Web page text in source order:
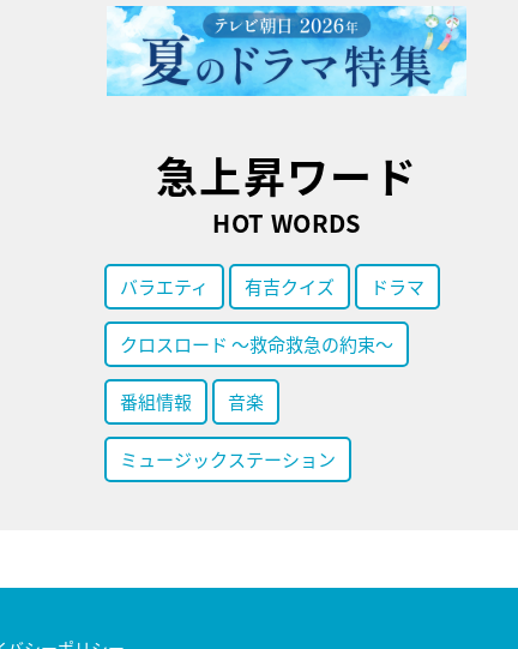
急上昇ワード
HOT WORDS
バラエティ 有吉クイズ ドラマ
クロスロード ～救命救急の約束～
番組情報 音楽
ミュージックステーション